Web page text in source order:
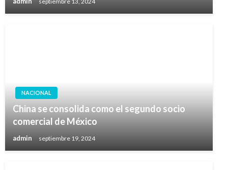
NACIONAL
China se consolida como el segundo socio
comercial de México
admin septiembre 19, 2024